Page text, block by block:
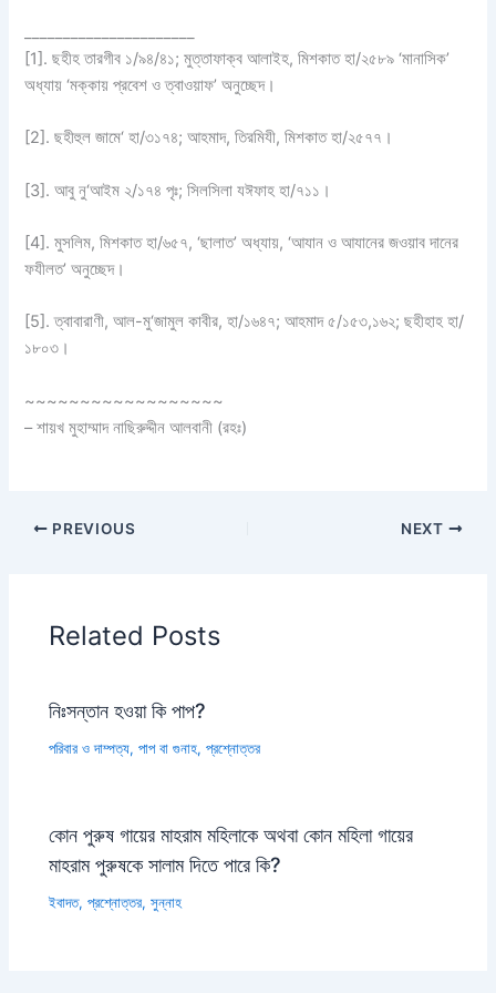
[1]. ছহীহ তারগীব ১/৯৪/৪১; মুত্তাফাক্ব আলাইহ, মিশকাত হা/২৫৮৯ ‘মানাসিক’
অধ্যায় ‘মক্কায় প্রবেশ ও ত্বাওয়াফ’ অনুচ্ছেদ।
[2]. ছহীহুল জামে‘ হা/৩১৭৪; আহমাদ, তিরমিযী, মিশকাত হা/২৫৭৭।
[3]. আবু নু‘আইম ২/১৭৪ পৃঃ; সিলসিলা যঈফাহ হা/৭১১।
[4]. মুসলিম, মিশকাত হা/৬৫৭, ‘ছালাত’ অধ্যায়, ‘আযান ও আযানের জওয়াব দানের
ফযীলত’ অনুচ্ছেদ।
[5]. ত্বাবারাণী, আল-মু‘জামুল কাবীর, হা/১৬৪৭; আহমাদ ৫/১৫৩,১৬২; ছহীহাহ হা/
১৮০৩।
~~~~~~~~~~~~~~~~~~
– শায়খ মুহাম্মাদ নাছিরুদ্দীন আলবানী (রহঃ)
PREVIOUS NEXT
Related Posts
নিঃসন্তান হওয়া কি পাপ?
পরিবার ও দাম্পত্য,পাপ বা গুনাহ,প্রশ্নোত্তর
কোন পুরুষ গায়ের মাহরাম মহিলাকে অথবা কোন মহিলা গায়ের
মাহরাম পুরুষকে সালাম দিতে পারে কি?
ইবাদত,প্রশ্নোত্তর,সুন্নাহ